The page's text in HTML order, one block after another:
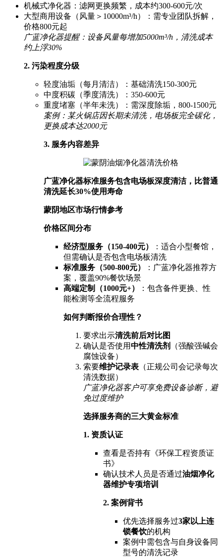
机械式净化器：滤网更换频繁，成本约300-600元/次
大型商用设备（风量＞10000m³/h）：需专业团队拆解，
价格800元起
广蓝净化器提醒：设备风量每增加5000m³/h，清洗成本
约上浮30%
2. 污染程度分级
轻度油垢（每月清洁）：基础清洗150-300元
中度积碳（季度清洗）：350-600元
重度堵塞（半年未洗）：需深度除垢，800-1500元
案例：某火锅店因长期未清洗，电场板完全碳化，
更换成本达2000元
3. 服务内容差异
广蓝净化器标准服务包含电场板深度清洁，比普通
清洗延长30%使用寿命
蒙阴地区市场行情参考
价格区间分布
经济型服务（150-400元）
：适合小型餐馆，
但需确认是否包含电场板清洗
标准服务（500-800元）
：广蓝净化器推荐方
案，覆盖90%餐饮场景
高端定制（1000元+）
：包含备件更换、性
能检测等全流程服务
如何判断报价合理性？
要求出示清洗前后对比图
确认是否使用中性清洗剂
（强酸强碱会
腐蚀设备）
索要维护记录表 （正规公司会记录每次
清洗数据）
广蓝净化器客户可享免费设备诊断，避
免过度维护
选择服务商的三大黄金标准
1. 资质认证
查看是否持有《环保工程资质证
书》
确认技术人员是否通过油烟净化
器维护专项培训
2. 案例背书
优先选择服务过3家以上连
锁餐饮的机构
案例中需包含与自身设备同
型号的清洗记录